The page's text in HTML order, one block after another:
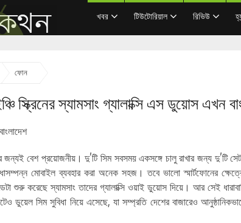
খবর টিউটোরিয়াল রিভিউ
ফোন
স্ক্রিনের স্যামসাং গ্যালাক্সি এস ডুয়োস এখন
জন্যই বেশ প্রয়োজনীয়। দু’টি সিম সবসময় একসঙ্গে চালু রাখার জন্য দু’টি
মোবাইল ব্যবহার করা অনেক সহজ। তবে ভালো স্মার্টফোনের
শুরু করেছে স্যামসাং তাদের গ্যালাক্সি ওয়াই ডুয়োস দিয়ে। আর সেই
সিম সুবিধা নিয়ে এসেছে, যা সম্প্রতি দেশের বাজারেও